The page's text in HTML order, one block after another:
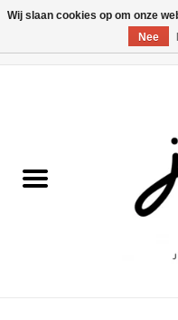
Kledij jongens
Wij slaan cookies op om onze
Nee